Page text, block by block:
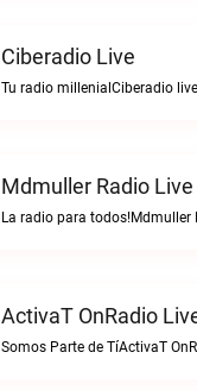
Ciberadio Live
Tu radio millenialCiberadio live
Mdmuller Radio Live
La radio para todos!Mdmuller
ActivaT OnRadio
Somos Parte de TíActivaT